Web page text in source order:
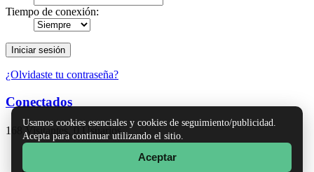
Tiempo de conexión:
¿Olvidaste tu contraseña?
Usamos cookies esenciales y cookies de seguimiento/publicidad.
Acepta para continuar utilizando el sitio.
Aceptar
Conectados
168 Visitantes, 0 Usuarios
Reglas y Términos